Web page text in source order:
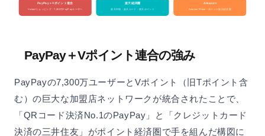
PayPay＋Vポイント連合
Yahoo!ショッピング・7,300万PayPayユーザー
楽天経済圏
楽天市場・楽天カード・楽天ポイント
Amazon
Amazon Prime・ポイント独自経済圏
PayPay＋Vポイント連合の強み
PayPayの7,300万ユーザーとVポイント（旧Tポイント含
む）の巨大な加盟店ネットワークが統合されたことで、
「QRコード決済No.1のPayPay」と「クレジットカード
決済の三井住友」がポイント経済圏で手を組んだ構図に